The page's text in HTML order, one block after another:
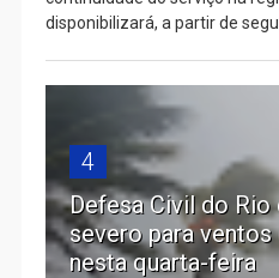
disponibilizará, a partir de
4
Defesa Civil do
severo para
nesta quarta-feira